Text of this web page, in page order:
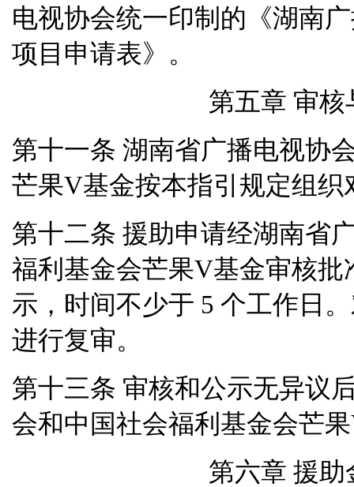
电视协会统一印制的《湖南
项目申请表》。
第五章 审核
第十一条 湖南省广播电视协
芒果V基金按本指引规定组
第十二条 援助申请经湖南省
福利基金会芒果V基金审核批
示，时间不少于 5 个工作日
进行复审。
第十三条 审核和公示无异议
会和中国社会福利基金会芒果
第六章 援助